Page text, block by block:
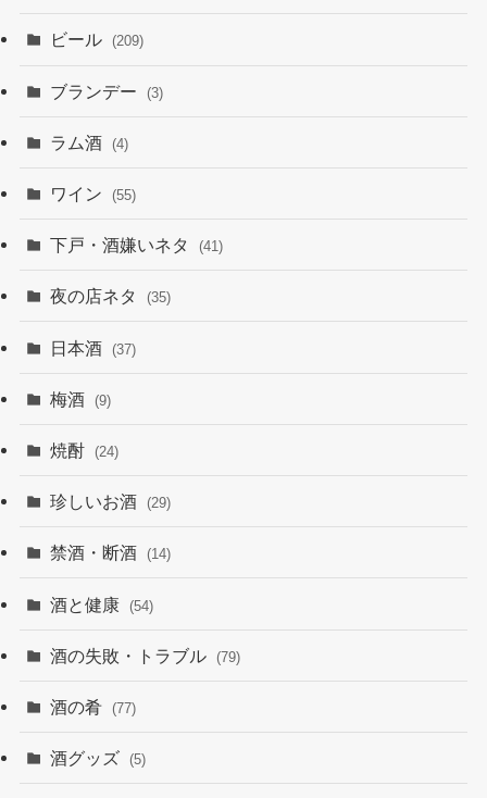
ビール (209)
ブランデー (3)
ラム酒 (4)
ワイン (55)
下戸・酒嫌いネタ (41)
夜の店ネタ (35)
日本酒 (37)
梅酒 (9)
焼酎 (24)
珍しいお酒 (29)
禁酒・断酒 (14)
酒と健康 (54)
酒の失敗・トラブル (79)
酒の肴 (77)
酒グッズ (5)